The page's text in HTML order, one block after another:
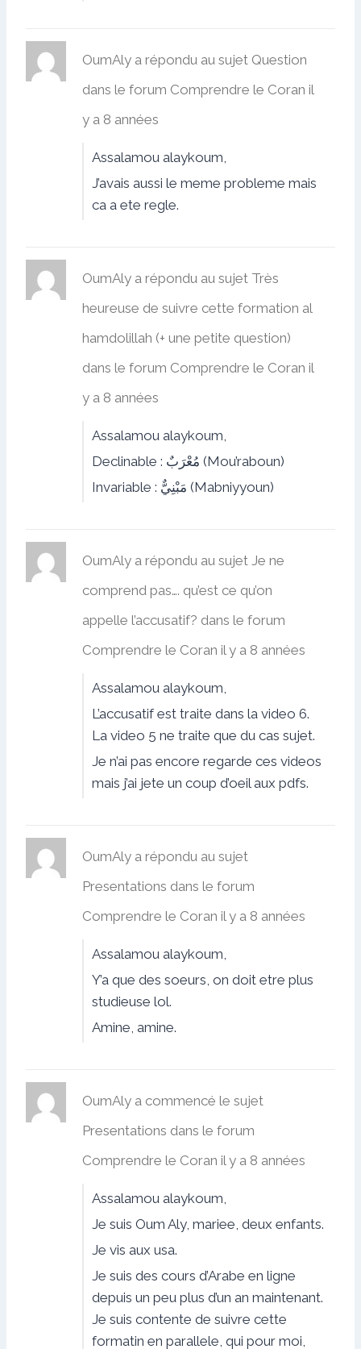
OumAly a répondu au sujet Question
dans le forum Comprendre le Coran il
y a 8 années
Assalamou alaykoum,
J’avais aussi le meme probleme mais
ca a ete regle.
OumAly a répondu au sujet Très
heureuse de suivre cette formation al
hamdolillah (+ une petite question)
dans le forum Comprendre le Coran il
y a 8 années
Assalamou alaykoum,
Declinable : مُعْرَبٌ (Mou’raboun)
Invariable : مَبْنِيٌّ (Mabniyyoun)
OumAly a répondu au sujet Je ne
comprend pas…. qu’est ce qu’on
appelle l’accusatif? dans le forum
Comprendre le Coran il y a 8 années
Assalamou alaykoum,
L’accusatif est traite dans la video 6.
La video 5 ne traite que du cas sujet.
Je n’ai pas encore regarde ces videos
mais j’ai jete un coup d’oeil aux pdfs.
OumAly a répondu au sujet
Presentations dans le forum
Comprendre le Coran il y a 8 années
Assalamou alaykoum,
Y’a que des soeurs, on doit etre plus
studieuse lol.
Amine, amine.
OumAly a commencé le sujet
Presentations dans le forum
Comprendre le Coran il y a 8 années
Assalamou alaykoum,
Je suis Oum Aly, mariee, deux enfants.
Je vis aux usa.
Je suis des cours d’Arabe en ligne
depuis un peu plus d’un an maintenant.
Je suis contente de suivre cette
formatin en parallele, qui pour moi,